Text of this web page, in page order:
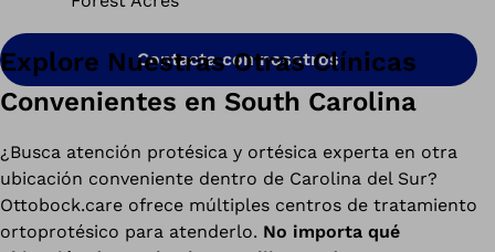
Contacta con nosotros
Explore Nuestras Otras Clínicas
Convenientes en South Carolina
¿Busca atención protésica y ortésica experta en otra
ubicación conveniente dentro de Carolina del Sur?
Ottobock.care ofrece múltiples centros de tratamiento
ortoprotésico para atenderlo. No importa qué